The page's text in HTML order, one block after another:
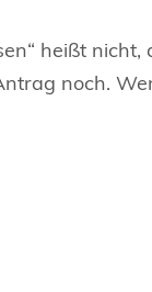
heißt
noch.